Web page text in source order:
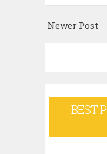
Newer Post
BEST